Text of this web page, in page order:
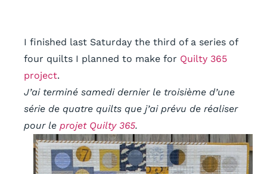
I finished last Saturday the third of a series of
four quilts I planned to make for Quilty 365
project.
J’ai terminé samedi dernier le troisième d’une
série de quatre quilts que j’ai prévu de réaliser
pour le projet Quilty 365.